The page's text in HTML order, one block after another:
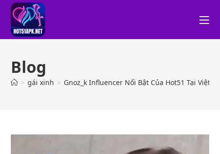
Blog
> gái xinh > Gnoz_k Influencer Nổi Bật Của Hot51 Tại Việt